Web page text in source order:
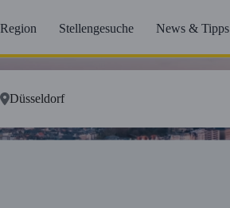
Stellengesuche News & Tipps